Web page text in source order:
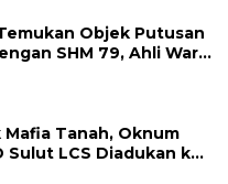
Objek Putusan
SHM 79, Ahli Waris
Tanah, Oknum
Sulut LCS Diadukan ke